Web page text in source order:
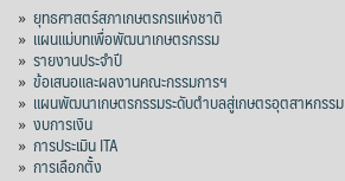
» ยุทธศาสตร์สภาเกษตรกรแห่งชาติ
» แผนแม่บทเพื่อพัฒนาเกษตรกรรม
» รายงานประจำปี
» ข้อเสนอและผลงานคณะกรรมการฯ
» แผนพัฒนาเกษตรกรรมระดับตำบลสู่เกษตรอุตสาหกรรม
» งบการเงิน
» การประเมิน ITA
» การเลือกตั้ง